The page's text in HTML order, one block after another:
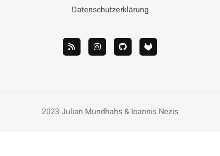
Datenschutzerklärung
2023 Julian Mundhahs & Ioannis Nezis